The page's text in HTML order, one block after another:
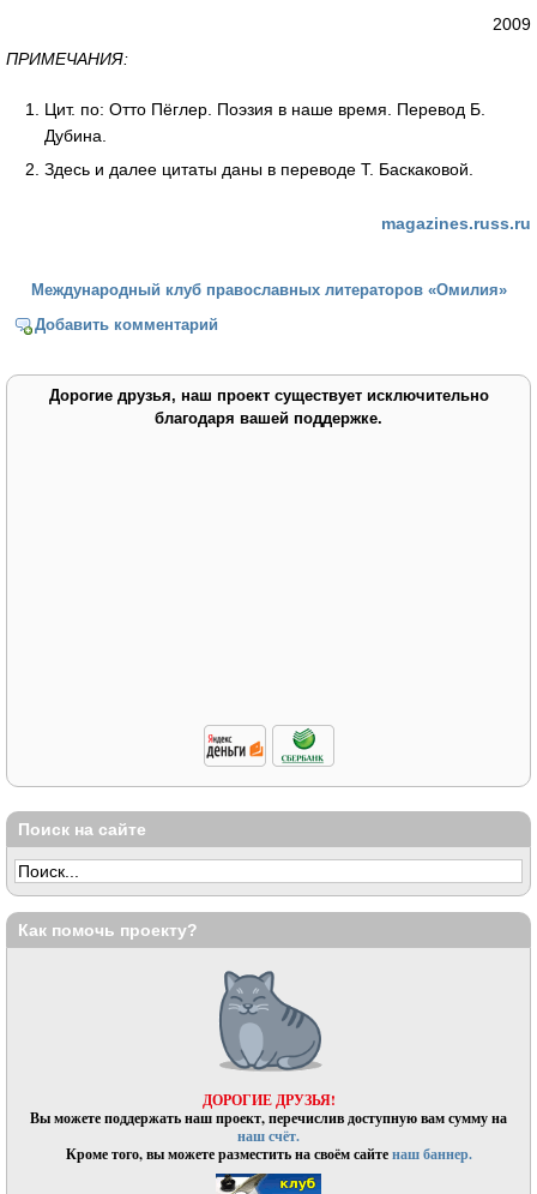
2009
ПРИМЕЧАНИЯ:
Цит. по: Отто Пёглер. Поэзия в наше время. Перевод Б.
Дубина.
Здесь и далее цитаты даны в переводе Т. Баскаковой.
magazines.russ.ru
Международный клуб православных литераторов «Омилия»
Добавить комментарий
Дорогие друзья, наш проект существует исключительно
благодаря вашей поддержке.
Поиск на сайте
Как помочь проекту?
ДОРОГИЕ ДРУЗЬЯ!
Вы можете поддержать наш проект, перечислив доступную вам сумму на
наш счёт.
Кроме того, вы можете разместить на своём сайтенаш баннер.